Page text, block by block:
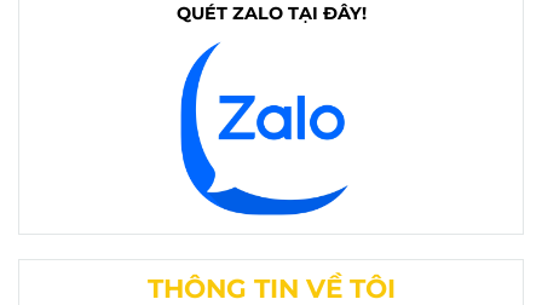
QUÉT ZALO TẠI ĐÂY!
THÔNG TIN VỀ TÔI